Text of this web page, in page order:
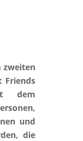
zweiten
Friends
dem
und
die